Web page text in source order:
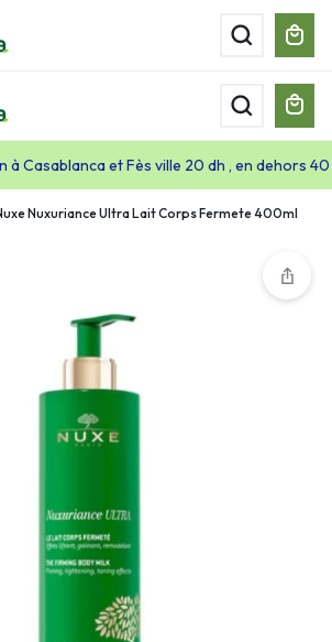
à Casablanca et Fès ville 20 dh , en dehors
Nuxuriance Ultra Lait Corps Fermete 400ml